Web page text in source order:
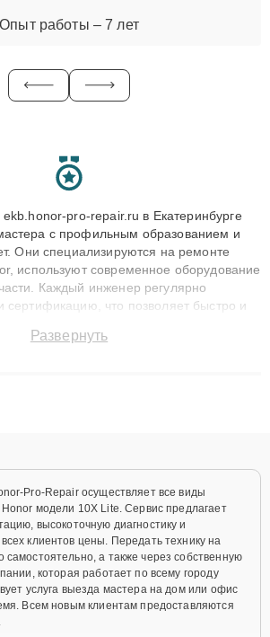
Опыт работы – 7 лет
pro-repair.ru в Екатеринбурге
с профильным образованием и
Они специализируются на ремонте
используют современное оборудование
Каждый инженер регулярно
сертификацию, что позволяет быстро и
до 3 лет. Наши мастера решают
Развернуть
Pro-Repair осуществляет все виды
модели 10X Lite. Сервис предлагает
высокоточную диагностику и
клиентов цены. Передать технику на
а также через собственную
которая работает по всему городу
услуга выезда мастера на дом или офис
Всем новым клиентам предоставляются